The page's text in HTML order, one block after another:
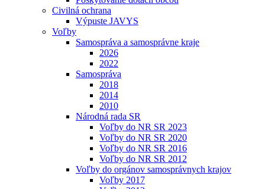
Civilná ochrana
Výpuste JAVYS
Voľby
Samospráva a samosprávne kraje
2026
2022
Samospráva
2018
2014
2010
Národná rada SR
Voľby do NR SR 2023
Voľby do NR SR 2020
Voľby do NR SR 2016
Voľby do NR SR 2012
Voľby do orgánov samosprávnych krajov
Voľby 2017